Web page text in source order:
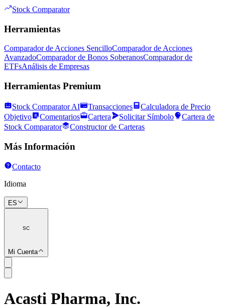
Stock Comparator
Herramientas
Comparador de Acciones SencilloComparador de Acciones
AvanzadoComparador de Bonos SoberanosComparador de
ETFsAnálisis de Empresas
Herramientas Premium
Stock Comparator AI Transacciones
Calculadora de Precio
Objetivo
Comentarios Cartera Solicitar Símbolo
Cartera de
Stock Comparator
Constructor de Carteras
Más Información
Contacto
Idioma
ES
SC
Mi Cuenta
SC
Acasti Pharma, Inc.